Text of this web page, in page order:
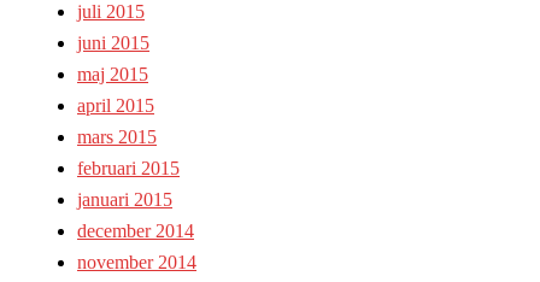
juli 2015
juni 2015
maj 2015
april 2015
mars 2015
februari 2015
januari 2015
december 2014
november 2014